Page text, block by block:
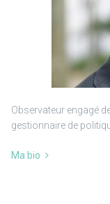
Observateur engagé
gestionnaire de
Ma bio